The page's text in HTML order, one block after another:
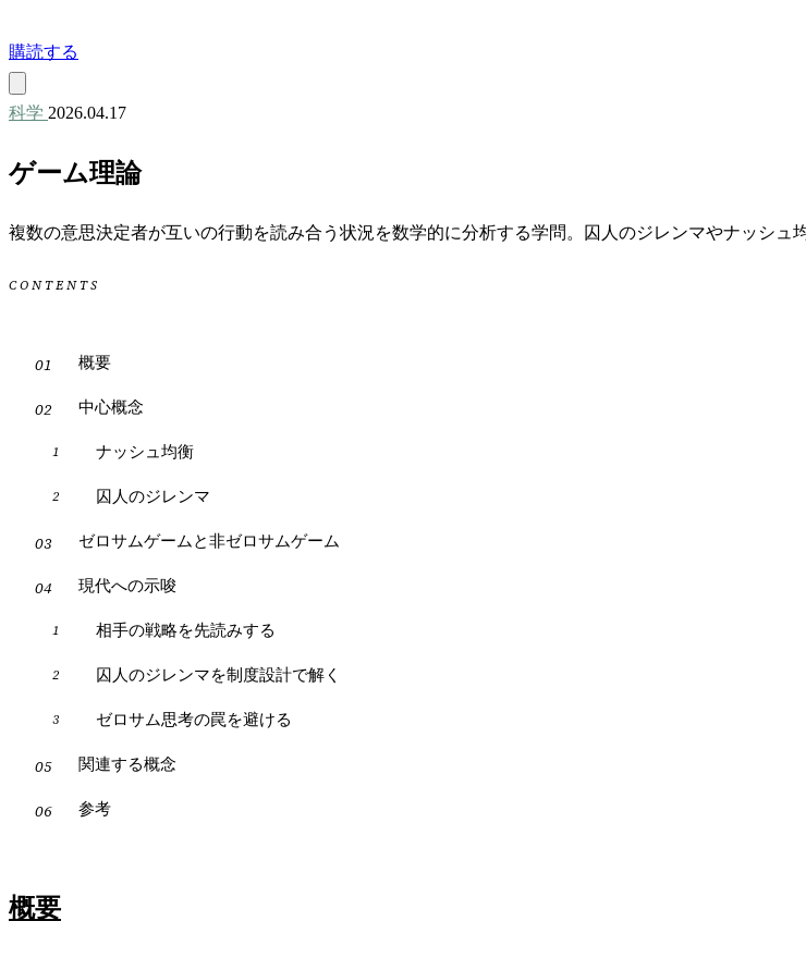
購読する
科学 2026.04.17
ゲーム理論
複数の意思決定者が互いの行動を読み合う状況を数学的に分析する学問。囚人のジレンマやナッシュ
CONTENTS
概要
中心概念
ナッシュ均衡
囚人のジレンマ
ゼロサムゲームと非ゼロサムゲーム
現代への示唆
相手の戦略を先読みする
囚人のジレンマを制度設計で解く
ゼロサム思考の罠を避ける
関連する概念
参考
概要